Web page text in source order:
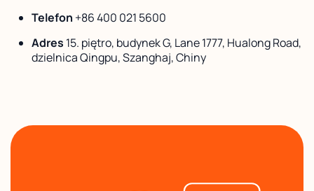
Telefon +86 400 021 5600
Adres 15. piętro, budynek G, Lane 1777, Hualong Road,
dzielnica Qingpu, Szanghaj, Chiny